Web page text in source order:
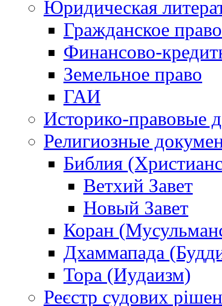
Юридическая
Гражданское право
Финансово-
Земельное право
ГАИ
Историко-правовые
Религиозные
Библия
Ветхий Завет
Новый Завет
Коран
Дхаммапада
Тора (Иудаизм)
Реєстр судових